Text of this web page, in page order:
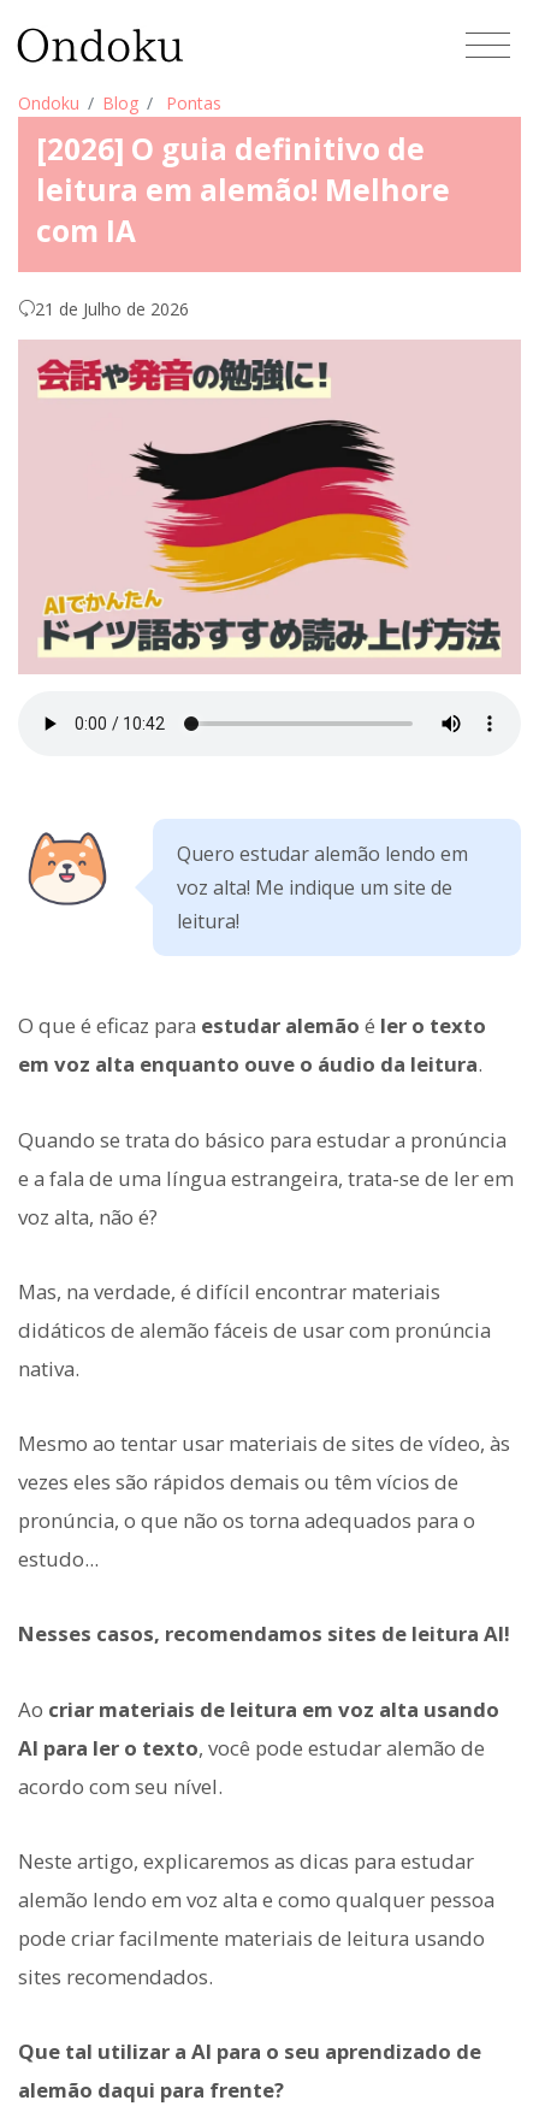
Ondoku Blog Pontas
[2026] O guia definitivo de
leitura em alemão! Melhore
com IA
21 de Julho de 2026
Quero estudar alemão lendo em
voz alta! Me indique um site de
leitura!
O que é eficaz para estudar alemão é ler o texto
em voz alta enquanto ouve o áudio da leitura.
Quando se trata do básico para estudar a pronúncia
e a fala de uma língua estrangeira, trata-se de ler em
voz alta, não é?
Mas, na verdade, é difícil encontrar materiais
didáticos de alemão fáceis de usar com pronúncia
nativa.
Mesmo ao tentar usar materiais de sites de vídeo, às
vezes eles são rápidos demais ou têm vícios de
pronúncia, o que não os torna adequados para o
estudo...
Nesses casos, recomendamos sites de leitura AI!
Ao criar materiais de leitura em voz alta usando
AI para ler o texto, você pode estudar alemão de
acordo com seu nível.
Neste artigo, explicaremos as dicas para estudar
alemão lendo em voz alta e como qualquer pessoa
pode criar facilmente materiais de leitura usando
sites recomendados.
Que tal utilizar a AI para o seu aprendizado de
alemão daqui para frente?